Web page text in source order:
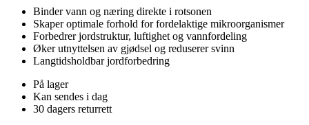
Binder vann og næring direkte i rotsonen
Skaper optimale forhold for fordelaktige mikroorganismer
Forbedrer jordstruktur, luftighet og vannfordeling
Øker utnyttelsen av gjødsel og reduserer svinn
Langtidsholdbar jordforbedring
På lager
Kan sendes i dag
30 dagers returrett